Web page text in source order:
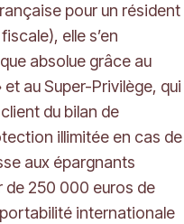
pour un résident
elle s’en
absolue grâce au
au Super-Privilège, qui
du bilan de
illimitée en cas de
aux épargnants
de 250 000 euros de
internationale